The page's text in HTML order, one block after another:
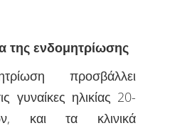
της ενδομητρίωσης
προσβάλλει
γυναίκες ηλικίας 20-
και τα κλινικά